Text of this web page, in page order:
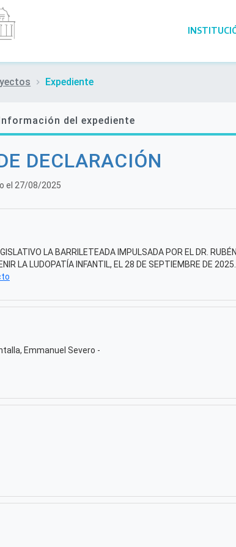
Expediente
Información del expediente
DECLARACIÓN
el 27/08/2025
LA BARRILETEADA IMPULSADA POR EL DR.
LA LUDOPATÍA INFANTIL, EL 28 DE SEPTIEMBRE DE 2025.
Emmanuel Severo -